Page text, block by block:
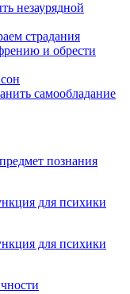
незаурядной
страдания
и обрести
самообладание
познания
для психики
для психики